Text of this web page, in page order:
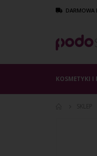
DARMOWA
KOSMETYKI I